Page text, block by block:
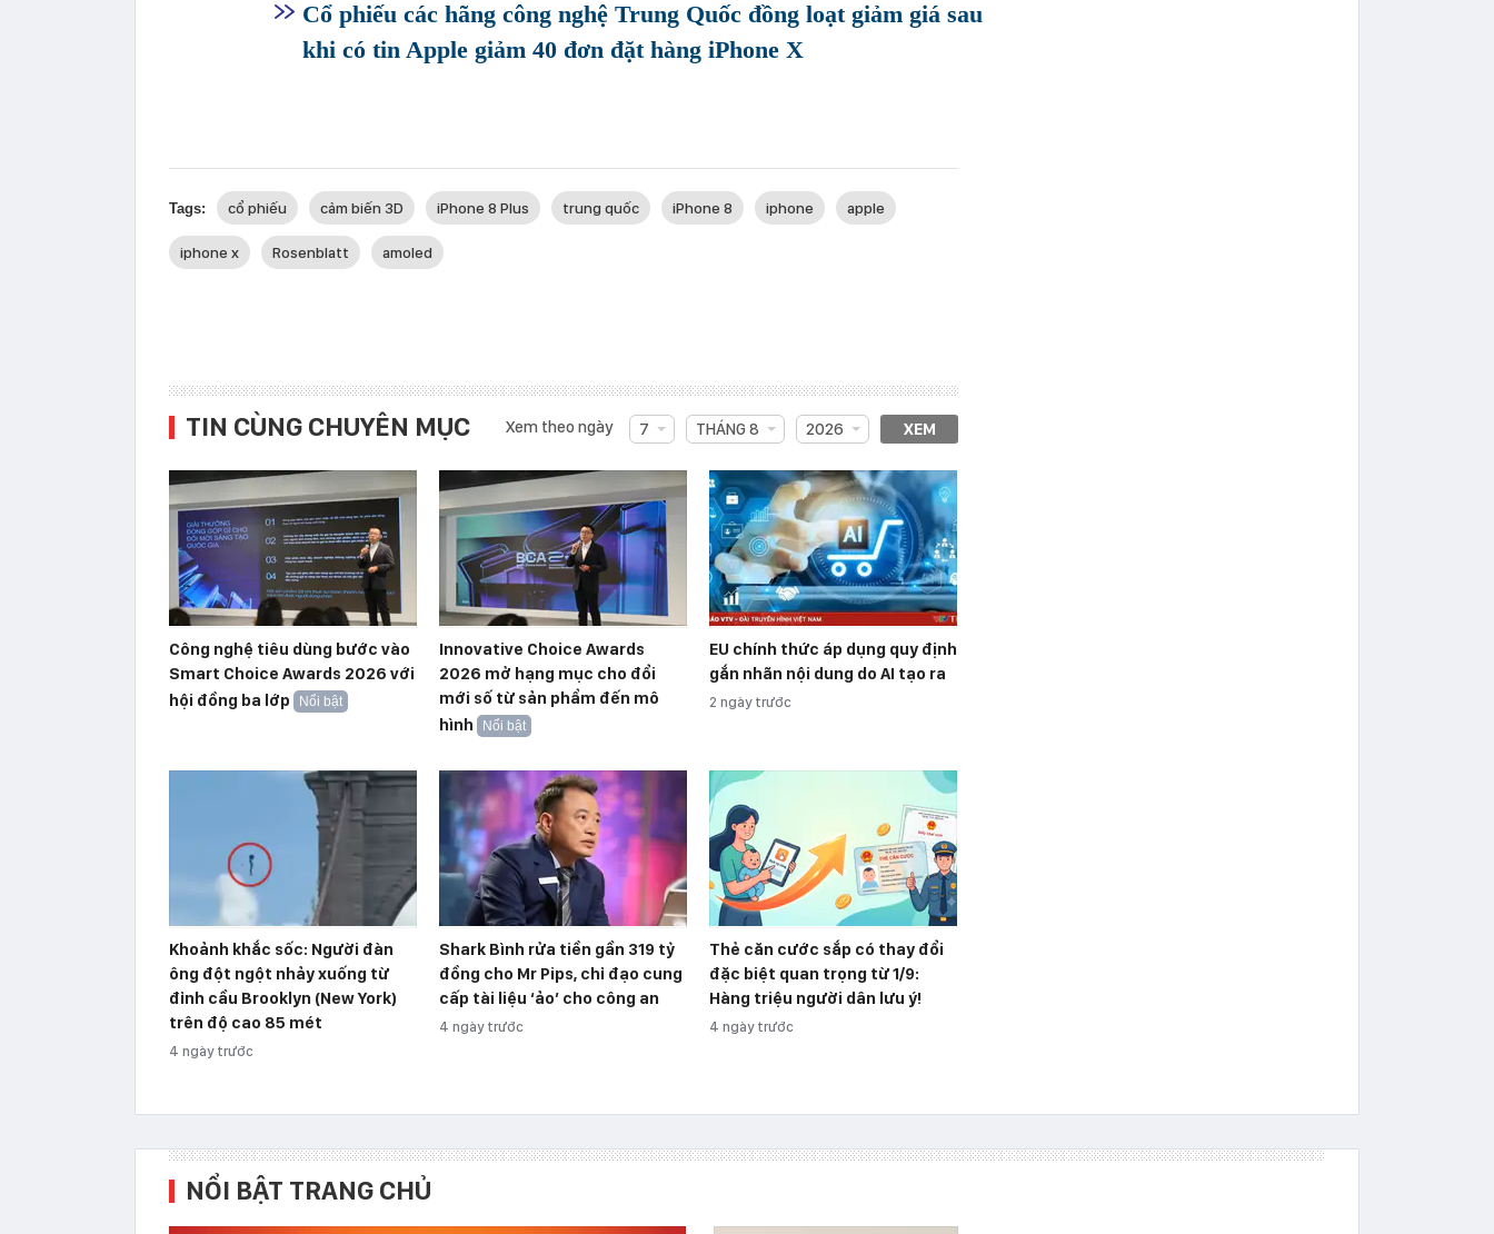
Cổ phiếu các hãng công nghệ Trung Quốc đồng loạt giảm giá sau
khi có tin Apple giảm 40 đơn đặt hàng iPhone X
Tags: cổ phiếu cảm biến 3D iPhone 8 Plus trung quốc iPhone 8 iphone apple
iphone x Rosenblatt amoled
TIN CÙNG CHUYÊN MỤC Xem theo ngày 7 THÁNG 8 2026 XEM
Công nghệ tiêu dùng bước vào
Smart Choice Awards 2026 với
hội đồng ba lớp
Nổi bật
Innovative Choice Awards
2026 mở hạng mục cho đổi
mới số từ sản phẩm đến mô
hình
Nổi bật
EU chính thức áp dụng quy định
gắn nhãn nội dung do AI tạo ra
2 ngày trước
Khoảnh khắc sốc: Người đàn
ông đột ngột nhảy xuống từ
đỉnh cầu Brooklyn (New York)
trên độ cao 85 mét
4 ngày trước
Shark Bình rửa tiền gần 319 tỷ
đồng cho Mr Pips, chỉ đạo cung
cấp tài liệu ‘ảo’ cho công an
4 ngày trước
Thẻ căn cước sắp có thay đổi
đặc biệt quan trọng từ 1/9:
Hàng triệu người dân lưu ý!
4 ngày trước
NỔI BẬT TRANG CHỦ